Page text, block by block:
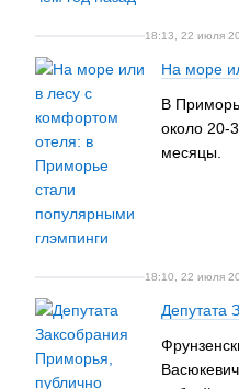
18:13, 22 июля
На море
В
около 20-
месяцы.
18:10, 22 июля
Депутата